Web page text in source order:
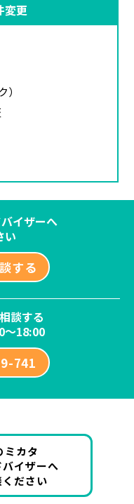
変更
イザーへ
い
する
談する
～18:00
741
ミカタ
イザーへ
ください